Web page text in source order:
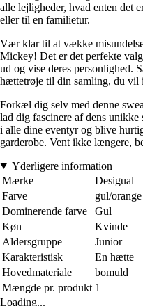
alle lejligheder, hvad enten det
eller til en familietur.
Vær klar til at vække
Mickey! Det er det perfekte
ud og vise deres personlighed.
hættetrøje til din samling, du vil
Forkæl dig selv med denne
lad dig fascinere af dens
i alle dine eventyr og blive
garderobe. Vent ikke længere,
Yderligere information
Mærke
Desigual
Farve
gul/orange
Dominerende farve
Gul
Køn
Kvinde
Aldersgruppe
Junior
Karakteristisk
En hætte
Hovedmateriale
bomuld
Mængde pr. produkt 1
Loading...